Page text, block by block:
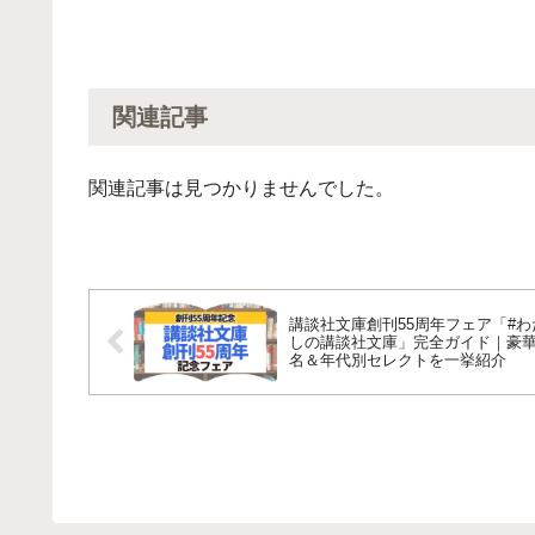
関連記事
関連記事は見つかりませんでした。
講談社文庫創刊55周年フェア「#わ
しの講談社文庫」完全ガイド｜豪
名＆年代別セレクトを一挙紹介